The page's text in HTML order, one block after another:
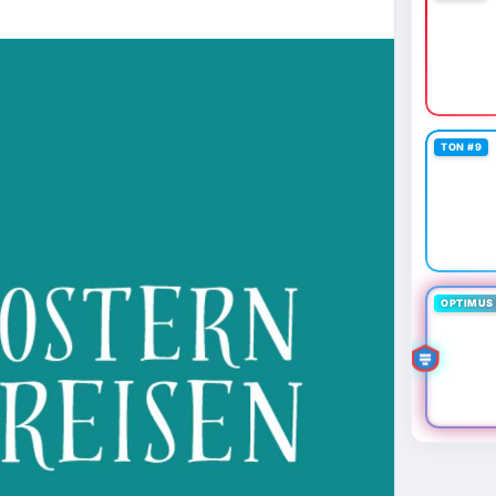
TON #9
OPTIMUS